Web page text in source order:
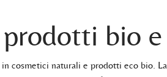
bio
cosmetici naturali e prodotti eco bio.